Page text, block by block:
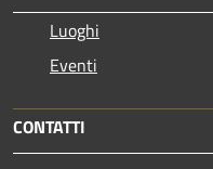
Luoghi
Eventi
CONTATTI